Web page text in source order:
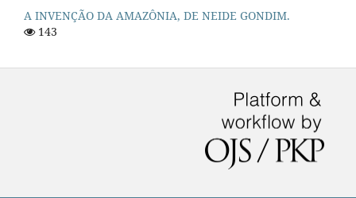
A INVENÇÃO DA AMAZÔNIA, DE NEIDE GONDIM.
143